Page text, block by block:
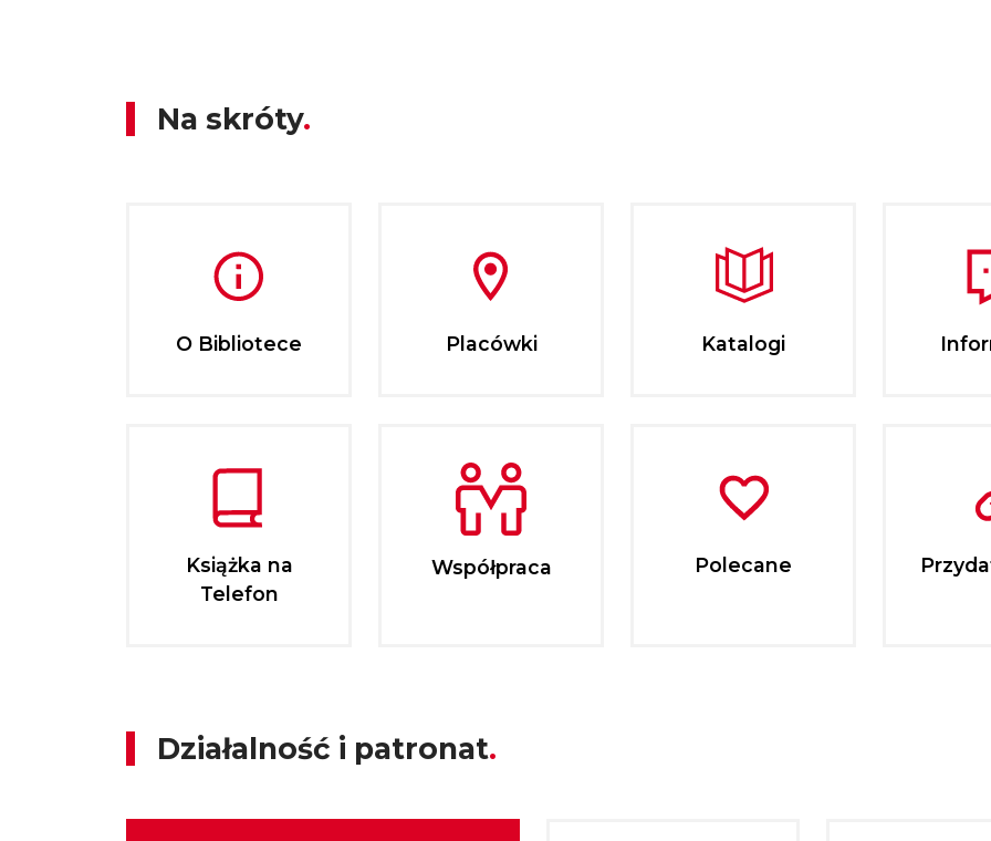
Na skróty
O Bibliotece Placówki Katalogi
Książka na
Telefon
Współpraca Polecane
Działalność i patronat